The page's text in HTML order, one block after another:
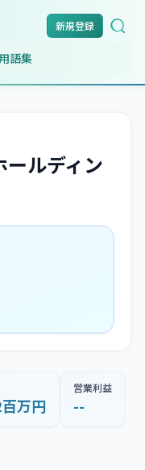
新規登録
用語集
ルディン
万円
営業利益
--